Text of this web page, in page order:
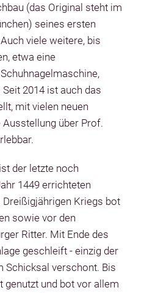
(das Original steht im
seines ersten
viele weitere, bis
etwa eine
2014 ist auch das
mit vielen neuen
Ausstellung über Prof.
der letzte noch
1449 errichteten
Dreißigjährigen Kriegs bot
sowie vor den
Ritter. Mit Ende des
geschleift - einzig der
Schicksal verschont. Bis
genutzt und bot vor allem